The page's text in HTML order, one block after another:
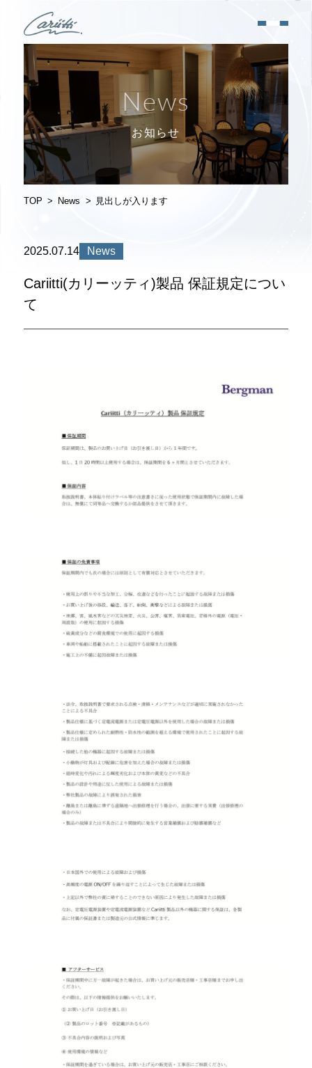
News
お知らせ
TOP News 見出しが入ります
2025.07.14 News
Cariitti(カリーッティ)製品 保証規定につい
て